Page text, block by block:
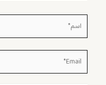
اسم*
Email*